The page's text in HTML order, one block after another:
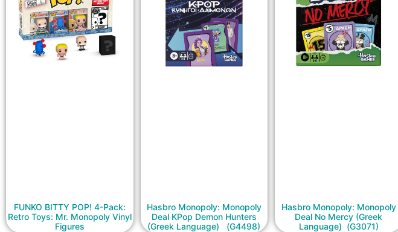
FUNKO BITTY POP! 4-Pack:
Retro Toys: Mr. Monopoly Vinyl
Figures
Hasbro Monopoly: Monopoly
Deal KPop Demon Hunters
(Greek Language) (G4498)
Hasbro Monopoly: Monopoly
Deal No Mercy (Greek
Language) (G3071)